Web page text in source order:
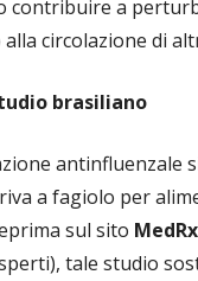
contribuire a
circolazione di
brasiliano
a fagiolo per
sul sito
tale studio